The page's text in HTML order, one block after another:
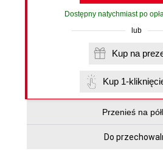
Dostępny natychmiast po
lub
Kup na
Kup 1-
Przenieś na
Do